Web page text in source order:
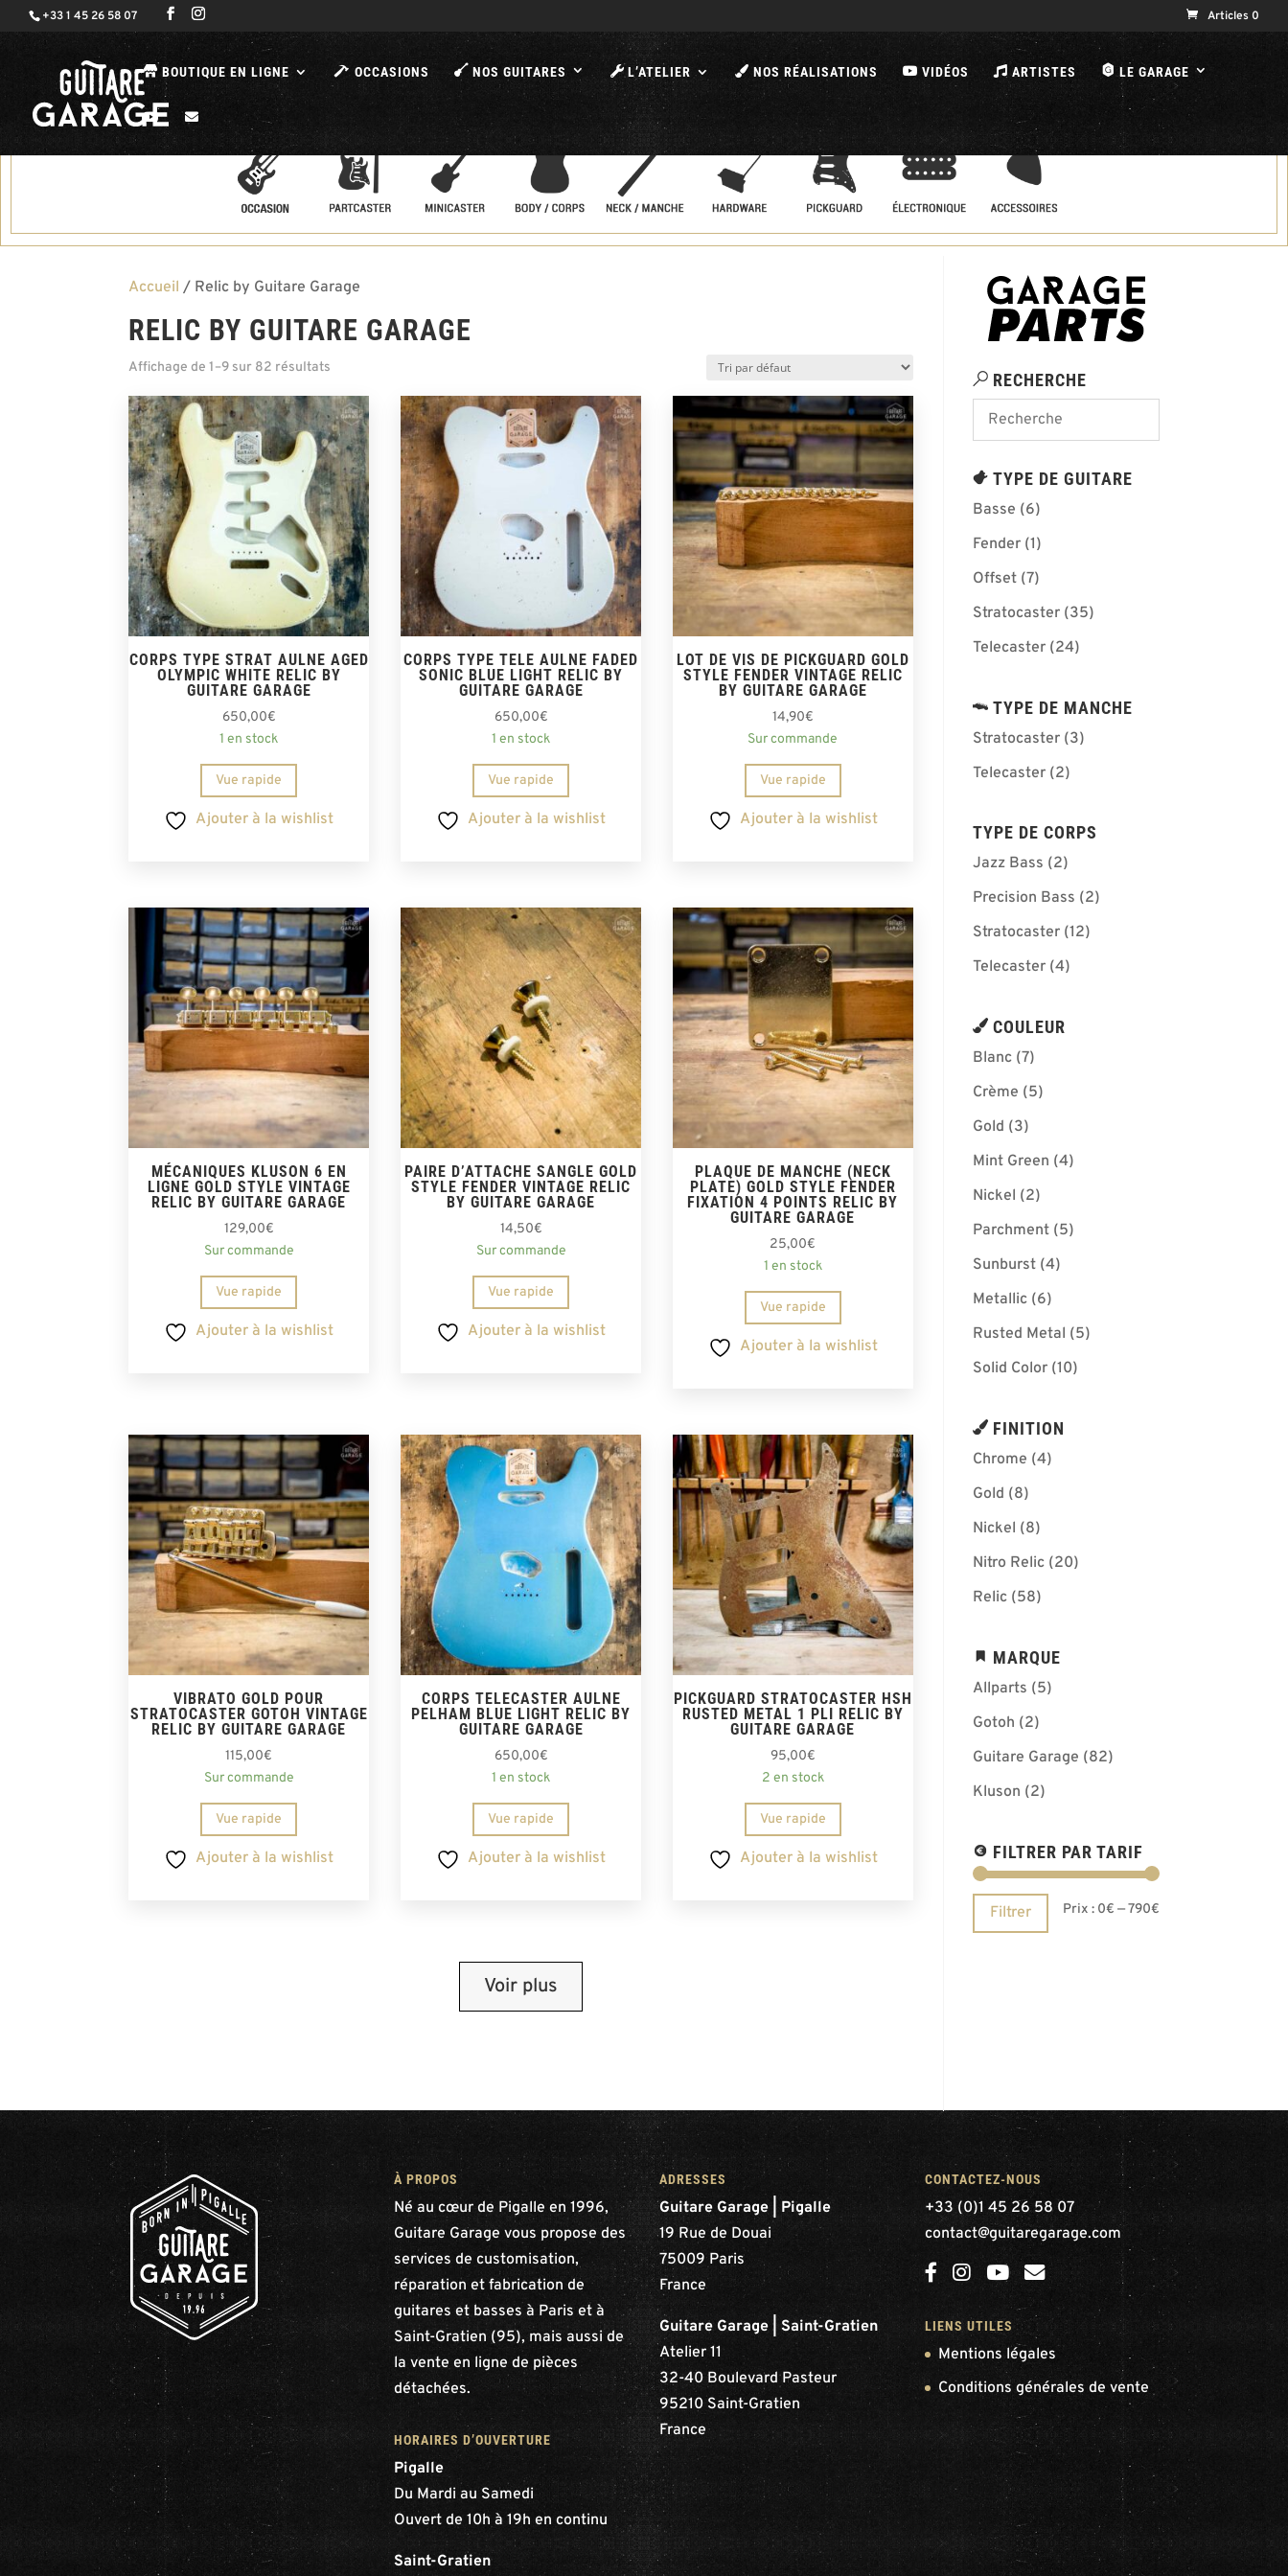
+33 1 45 26 58 07 Articles 0
BOUTIQUE EN LIGNE OCCASIONS A NOS GUITARES L’ATELIER NOS RÉALISATIONS VIDÉOS ARTISTES B LE GARAGE
Accueil / Relic by Guitare Garage
RELIC BY GUITARE GARAGE
Affichage de 1–9 sur 82 résultats
CORPS TYPE STRAT AULNE AGED
OLYMPIC WHITE RELIC BY
GUITARE GARAGE
650,00€
1 en stock
Vue rapide
Ajouter à la wishlist
CORPS TYPE TELE AULNE FADED
SONIC BLUE LIGHT RELIC BY
GUITARE GARAGE
650,00€
1 en stock
Vue rapide
Ajouter à la wishlist
LOT DE VIS DE PICKGUARD GOLD
STYLE FENDER VINTAGE RELIC
BY GUITARE GARAGE
14,90€
Sur commande
Vue rapide
Ajouter à la wishlist
MÉCANIQUES KLUSON 6 EN
LIGNE GOLD STYLE VINTAGE
RELIC BY GUITARE GARAGE
129,00€
Sur commande
Vue rapide
Ajouter à la wishlist
PAIRE D’ATTACHE SANGLE GOLD
STYLE FENDER VINTAGE RELIC
BY GUITARE GARAGE
14,50€
Sur commande
Vue rapide
Ajouter à la wishlist
PLAQUE DE MANCHE (NECK
PLATE) GOLD STYLE FENDER
FIXATION 4 POINTS RELIC BY
GUITARE GARAGE
25,00€
1 en stock
Vue rapide
Ajouter à la wishlist
VIBRATO GOLD POUR
STRATOCASTER GOTOH VINTAGE
RELIC BY GUITARE GARAGE
115,00€
Sur commande
Vue rapide
Ajouter à la wishlist
CORPS TELECASTER AULNE
PELHAM BLUE LIGHT RELIC BY
GUITARE GARAGE
650,00€
1 en stock
Vue rapide
Ajouter à la wishlist
PICKGUARD STRATOCASTER HSH
RUSTED METAL 1 PLI RELIC BY
GUITARE GARAGE
95,00€
2 en stock
Vue rapide
Ajouter à la wishlist
Voir plus
RECHERCHE
TYPE DE GUITARE
Basse (6)
Fender (1)
Offset (7)
Stratocaster (35)
Telecaster (24)
TYPE DE MANCHE
Stratocaster (3)
Telecaster (2)
TYPE DE CORPS
Jazz Bass (2)
Precision Bass (2)
Stratocaster (12)
Telecaster (4)
COULEUR
Blanc (7)
Crème (5)
Gold (3)
Mint Green (4)
Nickel (2)
Parchment (5)
Sunburst (4)
Metallic (6)
Rusted Metal (5)
Solid Color (10)
FINITION
Chrome (4)
Gold (8)
Nickel (8)
Nitro Relic (20)
Relic (58)
MARQUE
Allparts (5)
Gotoh (2)
Guitare Garage (82)
Kluson (2)
FILTRER PAR TARIF
Prix
Prix
Filtrer Prix : 0€ —790€
À PROPOS
Né au cœur de Pigalle en 1996,
Guitare Garage vous propose des
services de customisation,
réparation et fabrication de
guitares et basses à Paris et à
Saint-Gratien (95), mais aussi de
la vente en ligne de pièces
détachées.
HORAIRES D’OUVERTURE
Pigalle
Du Mardi au Samedi
Ouvert de 10h à 19h en continu
Saint-Gratien
ADRESSES
Guitare Garage | Pigalle
19 Rue de Douai
75009 Paris
France
Guitare Garage | Saint-Gratien
Atelier 11
32-40 Boulevard Pasteur
95210 Saint-Gratien
France
CONTACTEZ-NOUS
+33 (0)1 45 26 58 07
contact@guitaregarage.com
LIENS UTILES
Mentions légales
Conditions générales de vente